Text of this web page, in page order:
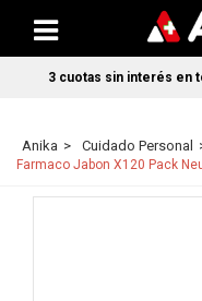
3 cuotas sin interés en
Anika Cuidado Personal
Farmaco Jabon X120 Pack